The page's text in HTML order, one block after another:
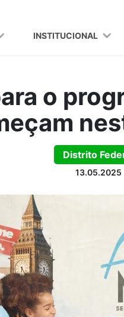
INSTITUCIONAL
o
Distrito
13.05.2025